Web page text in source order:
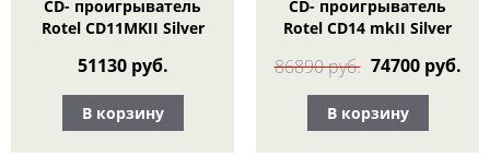
CD- проигрыватель
Rotel CD11MKII Silver
51130 руб.
В корзину
CD- проигрыватель
Rotel CD14 mkII Silver
86890 руб. 74700 руб.
В корзину